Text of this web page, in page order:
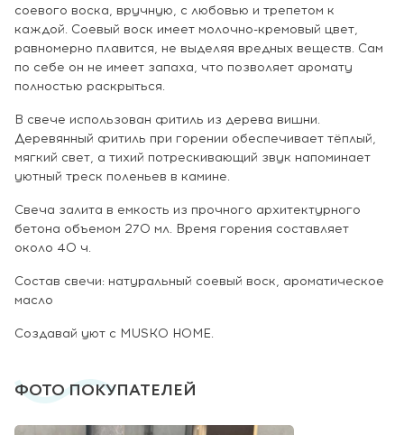
соевого воска, вручную, с любовью и трепетом к
каждой. Соевый воск имеет молочно-кремовый цвет,
равномерно плавится, не выделяя вредных веществ. Сам
по себе он не имеет запаха, что позволяет аромату
полностью раскрыться.
В свече использован фитиль из дерева вишни.
Деревянный фитиль при горении обеспечивает тёплый,
мягкий свет, а тихий потрескивающий звук напоминает
уютный треск поленьев в камине.
Свеча залита в емкость из прочного архитектурного
бетона объемом 270 мл. Время горения составляет
около 40 ч.
Состав свечи: натуральный соевый воск, ароматическое
масло
Создавай уют с MUSKO HOME.
ФОТО ПОКУПАТЕЛЕЙ